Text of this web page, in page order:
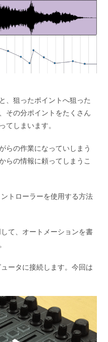
、狙ったポイントへ狙った
その分ポイントをたくさん
てしまいます。
らの作業になっていしまう
らの情報に頼ってしまうこ
トローラーを使用する方法
て、オートメーションを書
ータに接続します。今回は